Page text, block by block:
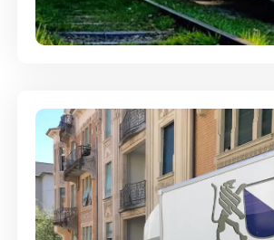
Ein- und Auspackservice